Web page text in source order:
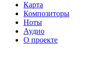
Карта
Композиторы
Ноты
Аудио
О проекте